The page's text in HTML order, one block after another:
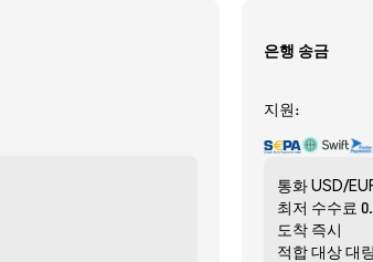
은행 송금
지원:
통화USD/
최저 수수료
도착 즉시
적합 대상대